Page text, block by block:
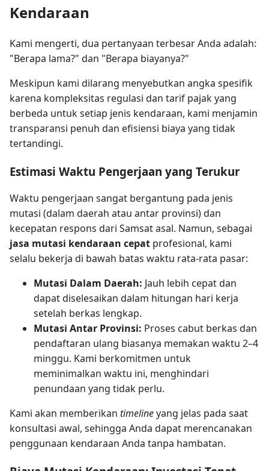
Kendaraan
Kami mengerti, dua pertanyaan terbesar Anda adalah:
"Berapa lama?" dan "Berapa biayanya?"
Meskipun kami dilarang menyebutkan angka spesifik
karena kompleksitas regulasi dan tarif pajak yang
berbeda untuk setiap jenis kendaraan, kami menjamin
transparansi penuh dan efisiensi biaya yang tidak
tertandingi.
Estimasi Waktu Pengerjaan yang Terukur
Waktu pengerjaan sangat bergantung pada jenis
mutasi (dalam daerah atau antar provinsi) dan
kecepatan respons dari Samsat asal. Namun, sebagai
jasa mutasi kendaraan cepat profesional, kami
selalu bekerja di bawah batas waktu rata-rata pasar:
Mutasi Dalam Daerah: Jauh lebih cepat dan
dapat diselesaikan dalam hitungan hari kerja
setelah berkas lengkap.
Mutasi Antar Provinsi: Proses cabut berkas dan
pendaftaran ulang biasanya memakan waktu 2–4
minggu. Kami berkomitmen untuk
meminimalkan waktu ini, menghindari
penundaan yang tidak perlu.
Kami akan memberikan timelineyang jelas pada saat
konsultasi awal, sehingga Anda dapat merencanakan
penggunaan kendaraan Anda tanpa hambatan.